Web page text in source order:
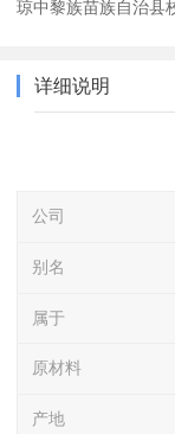
琼中黎族苗族自治县
详细说明
公司
别名
属于
原材料
产地